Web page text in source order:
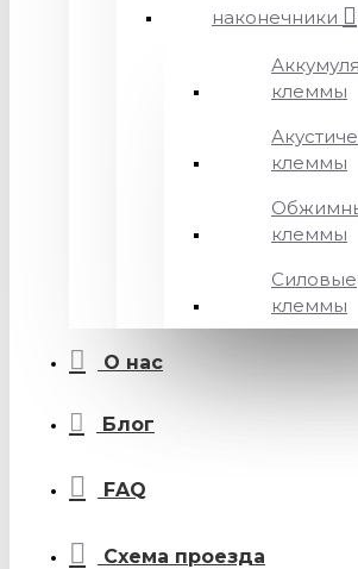
наконечники
клеммы
клеммы
клеммы
Силовые
клеммы
О нас
Блог
FAQ
Схема проезда